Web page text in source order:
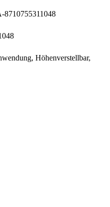
Höhenverstellbar,